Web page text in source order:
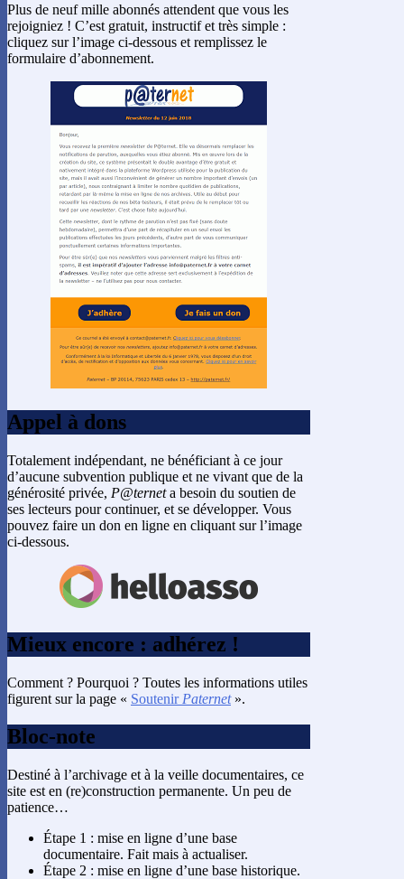
Plus de neuf mille abonnés attendent que vous les
rejoigniez ! C’est gratuit, instructif et très simple :
cliquez sur l’image ci-dessous et remplissez le
formulaire d’abonnement.
Appel à dons
Totalement indépendant, ne bénéficiant à ce jour
d’aucune subvention publique et ne vivant que de la
générosité privée, P@terneta besoin du soutien de
ses lecteurs pour continuer, et se développer. Vous
pouvez faire un don en ligne en cliquant sur l’image
ci-dessous.
Mieux encore : adhérez !
Comment ? Pourquoi ? Toutes les informations utiles
figurent sur la page « Soutenir Paternet».
Bloc-note
Destiné à l’archivage et à la veille documentaires, ce
site est en (re)construction permanente. Un peu de
patience…
Étape 1 : mise en ligne d’une base
documentaire. Fait mais à actualiser.
Étape 2 : mise en ligne d’une base historique.